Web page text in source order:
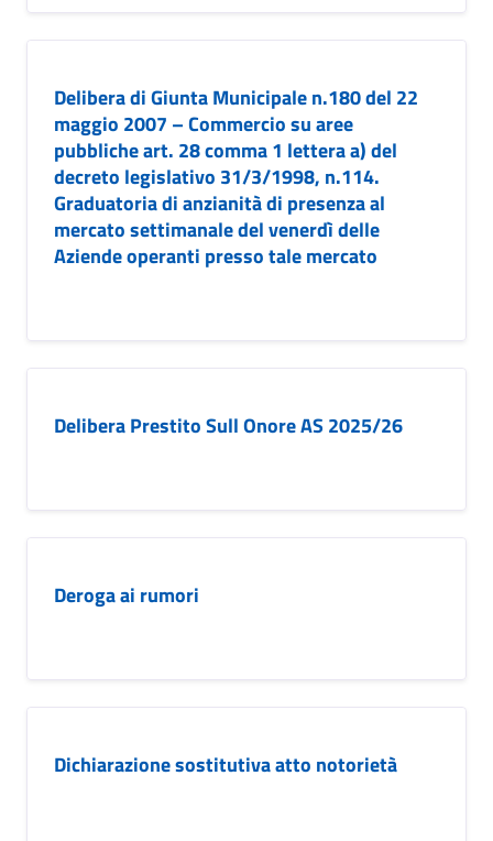
Delibera di Giunta Municipale n.180 del 22
maggio 2007 – Commercio su aree
pubbliche art. 28 comma 1 lettera a) del
decreto legislativo 31/3/1998, n.114.
Graduatoria di anzianità di presenza al
mercato settimanale del venerdì delle
Aziende operanti presso tale mercato
Delibera Prestito Sull Onore AS 2025/26
Deroga ai rumori
Dichiarazione sostitutiva atto notorietà